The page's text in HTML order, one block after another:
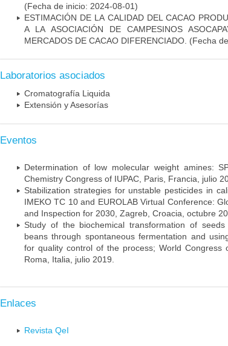
(Fecha de inicio: 2024-08-01)
ESTIMACIÓN DE LA CALIDAD DEL CACAO
A LA ASOCIACIÓN DE CAMPESINOS
MERCADOS DE CACAO DIFERENCIADO. (Fecha
Laboratorios asociados
Cromatografía Liquida
Extensión y Asesorías
Eventos
Determination of low molecular weight amines:
Chemistry Congress of IUPAC, Paris, Francia, julio
Stabilization strategies for unstable pesticides in
IMEKO TC 10 and EUROLAB Virtual Conference:
and Inspection for 2030, Zagreb, Croacia, octubre
Study of the biochemical transformation of
beans through spontaneous fermentation and
for quality control of the process; World Congress
Roma, Italia, julio 2019.
Enlaces
Revista QeI